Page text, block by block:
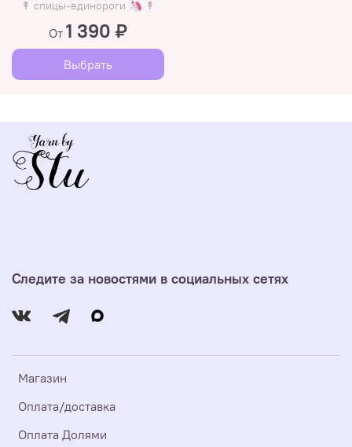
↟ спицы-единороги 🦄 ↟
От 1 390 ₽
Выбрать
Магазин
Оплата/доставка
Оплата Долями
Следите за новостями в социальных сетях